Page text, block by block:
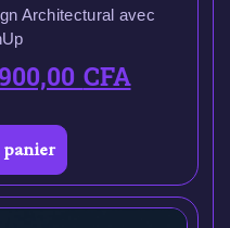
Architectural avec
CFA
panier